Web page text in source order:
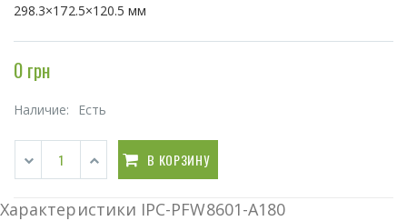
298.3×172.5×120.5 мм
0 грн
Наличие: Есть
В КОРЗИНУ
Характеристики IPC-PFW8601-A180